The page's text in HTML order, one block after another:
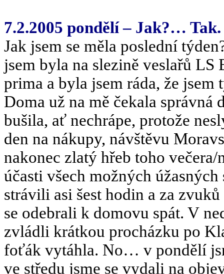
7.2.2005 pondělí – Jak?…
Jak jsem se měla poslední
jsem byla na slezině veslařů LS
prima a byla jsem ráda, že
Doma už na mě čekala
bušila, ať nechrápe, protože
den na nákupy, návštěvu
nakonec zlatý hřeb toho
účasti všech možných
strávili asi šest hodin a za
se odebrali k domovu spát. V
zvládli krátkou procházku po
foťák vytáhla. No… v pondělí
ve středu jsme se vydali na